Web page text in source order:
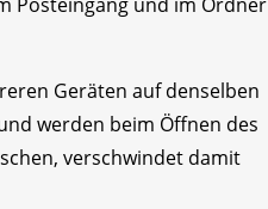
Geräten auf denselben
werden beim Öffnen des
verschwindet damit